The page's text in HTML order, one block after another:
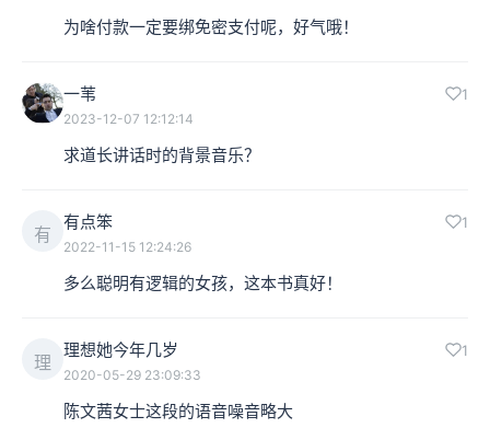
为啥付款一定要绑免密支付呢，好气哦！
一苇 1
2023-12-07 12:12:14
求道长讲话时的背景音乐？
有
有点笨 1
2022-11-15 12:24:26
多么聪明有逻辑的女孩，这本书真好！
理
理想她今年几岁 1
2020-05-29 23:09:33
陈文茜女士这段的语音噪音略大